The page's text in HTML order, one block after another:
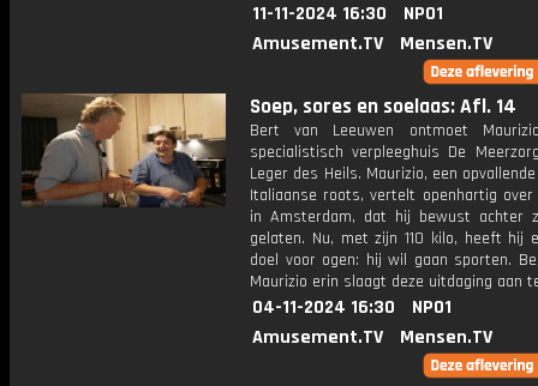
11-11-2024 16:30
NPO1
Amusement.TV
Mensen.TV
Soep, sores en soelaas: Afl. 14
Bert van Leeuwen ontmoet
specialistisch verpleeghuis De
Leger des Heils. Maurizio, een
Italiaanse roots, vertelt openhartig over
in Amsterdam, dat hij bewust achter
gelaten. Nu, met zijn 110 kilo, heeft hij
doel voor ogen: hij wil gaan sporten.
Maurizio erin slaagt deze uitdaging aan
04-11-2024 16:30
NPO1
Amusement.TV
Mensen.TV